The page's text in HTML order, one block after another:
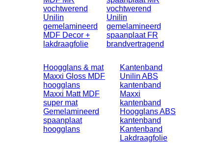
vochtwerend
Unilin
gemelamineerd
MDF Decor +
lakdraagfolie
vochtwerend
Unilin
gemelamineerd
spaanplaat FR
brandvertragend
Hoogglans & mat
Maxxi Gloss MDF
hoogglans
Maxxi Matt MDF
super mat
Gemelamineerd
spaanplaat
hoogglans
Kantenband
Unilin ABS
kantenband
Maxxi
kantenband
Hoogglans ABS
kantenband
Kantenband
Lakdraagfolie